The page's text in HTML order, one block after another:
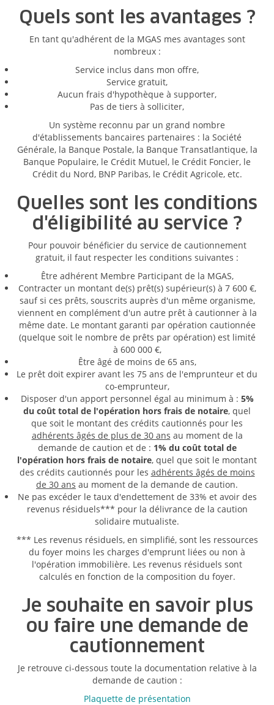
Quels sont les avantages ?
En tant qu'adhérent de la MGAS mes avantages sont
nombreux :
Service inclus dans mon offre,
Service gratuit,
Aucun frais d'hypothèque à supporter,
Pas de tiers à solliciter,
Un système reconnu par un grand nombre
d'établissements bancaires partenaires : la Société
Générale, la Banque Postale, la Banque Transatlantique, la
Banque Populaire, le Crédit Mutuel, le Crédit Foncier, le
Crédit du Nord, BNP Paribas, le Crédit Agricole, etc.
Quelles sont les conditions
d'éligibilité au service ?
Pour pouvoir bénéficier du service de cautionnement
gratuit, il faut respecter les conditions suivantes :
Être adhérent Membre Participant de la MGAS,
Contracter un montant de(s) prêt(s) supérieur(s) à 7 600 €,
sauf si ces prêts, souscrits auprès d'un même organisme,
viennent en complément d'un autre prêt à cautionner à la
même date. Le montant garanti par opération cautionnée
(quelque soit le nombre de prêts par opération) est limité
à 600 000 €,
Être âgé de moins de 65 ans,
Le prêt doit expirer avant les 75 ans de l'emprunteur et du
co-emprunteur,
Disposer d'un apport personnel égal au minimum à : 5%
du coût total de l'opération hors frais de notaire, quel
que soit le montant des crédits cautionnés pour les
adhérents âgés de plus de 30 ans au moment de la
demande de caution et de : 1% du coût total de
l'opération hors frais de notaire, quel que soit le montant
des crédits cautionnés pour les adhérents âgés de moins
de 30 ans au moment de la demande de caution.
Ne pas excéder le taux d'endettement de 33% et avoir des
revenus résiduels*** pour la délivrance de la caution
solidaire mutualiste.
*** Les revenus résiduels, en simplifié, sont les ressources
du foyer moins les charges d'emprunt liées ou non à
l'opération immobilière. Les revenus résiduels sont
calculés en fonction de la composition du foyer.
Je souhaite en savoir plus
ou faire une demande de
cautionnement
Je retrouve ci-dessous toute la documentation relative à la
demande de caution :
Plaquette de présentation